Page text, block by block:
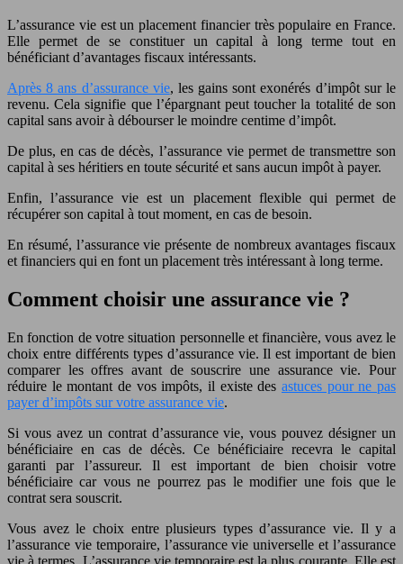
L’assurance vie est un placement financier très populaire en France.
Elle permet de se constituer un capital à long terme tout en
bénéficiant d’avantages fiscaux intéressants.
Après 8 ans d’assurance vie, les gains sont exonérés d’impôt sur le
revenu. Cela signifie que l’épargnant peut toucher la totalité de son
capital sans avoir à débourser le moindre centime d’impôt.
De plus, en cas de décès, l’assurance vie permet de transmettre son
capital à ses héritiers en toute sécurité et sans aucun impôt à payer.
Enfin, l’assurance vie est un placement flexible qui permet de
récupérer son capital à tout moment, en cas de besoin.
En résumé, l’assurance vie présente de nombreux avantages fiscaux
et financiers qui en font un placement très intéressant à long terme.
Comment choisir une assurance vie ?
En fonction de votre situation personnelle et financière, vous avez le
choix entre différents types d’assurance vie. Il est important de bien
comparer les offres avant de souscrire une assurance vie. Pour
réduire le montant de vos impôts, il existe des astuces pour ne pas
payer d’impôts sur votre assurance vie.
Si vous avez un contrat d’assurance vie, vous pouvez désigner un
bénéficiaire en cas de décès. Ce bénéficiaire recevra le capital
garanti par l’assureur. Il est important de bien choisir votre
bénéficiaire car vous ne pourrez pas le modifier une fois que le
contrat sera souscrit.
Vous avez le choix entre plusieurs types d’assurance vie. Il y a
l’assurance vie temporaire, l’assurance vie universelle et l’assurance